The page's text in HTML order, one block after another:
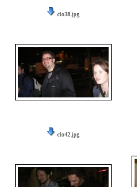
clo38.jpg
clo42.jpg